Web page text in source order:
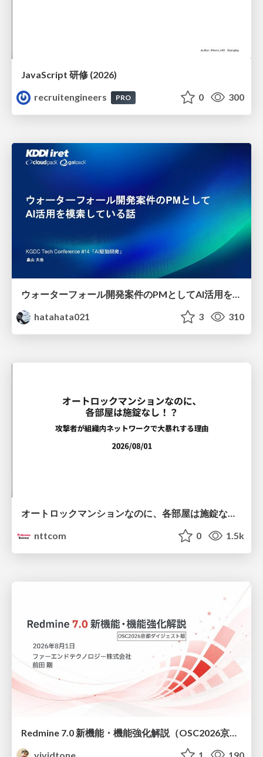
JavaScript 研修 (2026)
recruitengineers
PRO 0 300
hatahata021
3 310
オートロックマンションなのに、各部屋は施錠なし！？ 攻撃者が組織内ネットワークで大暴れする理由 / The Front Door Is Locked, but the Rooms Are Wide Open: Why Attackers Move Freely Inside Enterprise Networks
nttcom
0 1.5k
vividtone
1 190